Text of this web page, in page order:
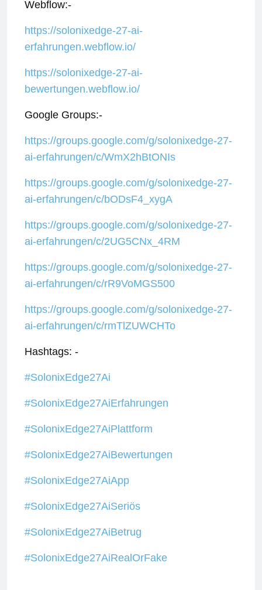
Webflow:-
https://solonixedge-27-ai-
erfahrungen.webflow.io/
https://solonixedge-27-ai-
bewertungen.webflow.io/
Google Groups:-
https://groups.google.com/g/solonixedge-27-
ai-erfahrungen/c/WmX2hBtONIs
https://groups.google.com/g/solonixedge-27-
ai-erfahrungen/c/bODsF4_xygA
https://groups.google.com/g/solonixedge-27-
ai-erfahrungen/c/2UG5CNx_4RM
https://groups.google.com/g/solonixedge-27-
ai-erfahrungen/c/rR9VoMGS500
https://groups.google.com/g/solonixedge-27-
ai-erfahrungen/c/rmTlZUWCHTo
Hashtags: -
#SolonixEdge27Ai
#SolonixEdge27AiErfahrungen
#SolonixEdge27AiPlattform
#SolonixEdge27AiBewertungen
#SolonixEdge27AiApp
#SolonixEdge27AiSeriös
#SolonixEdge27AiBetrug
#SolonixEdge27AiRealOrFake